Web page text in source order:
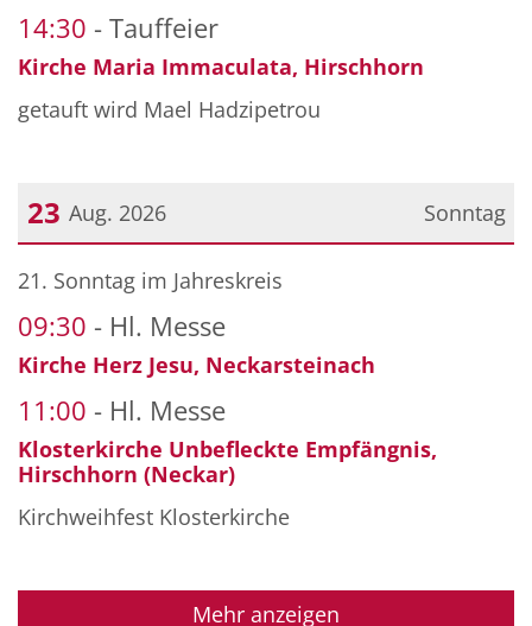
14:30 Tauffeier
Kirche Maria Immaculata, Hirschhorn
getauft wird Mael Hadzipetrou
Sonntag
23 Aug. 2026
Datum: 23. August 2026
21. Sonntag im Jahreskreis
09:30 Hl. Messe
Kirche Herz Jesu, Neckarsteinach
11:00 Hl. Messe
Klosterkirche Unbefleckte Empfängnis,
Hirschhorn (Neckar)
Kirchweihfest Klosterkirche
Mehr anzeigen